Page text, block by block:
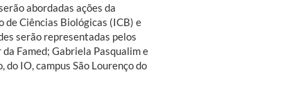
abordadas ações da
de Ciências Biológicas (ICB) e
serão representadas pelos
Famed; Gabriela Pasqualim e
IO, campus São Lourenço do